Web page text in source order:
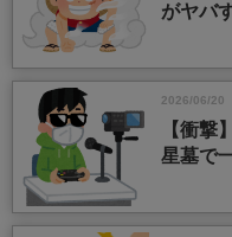
がヤバ
2026/06/20
【衝撃
星墓で